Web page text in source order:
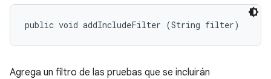
public void addIncludeFilter (String filter)
Agrega un filtro de las pruebas que se incluirán